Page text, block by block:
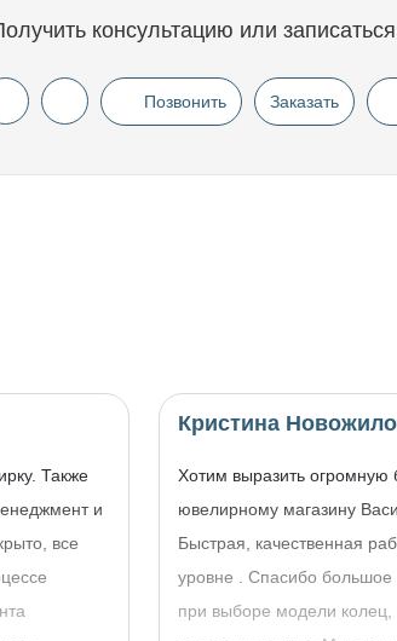
консультацию или
Позвонить Заказать
Также
и
все
Кристина
Хотим выразить огромную
ювелирному магазину
Быстрая, качественная
уровне . Спасибо
при выборе модели